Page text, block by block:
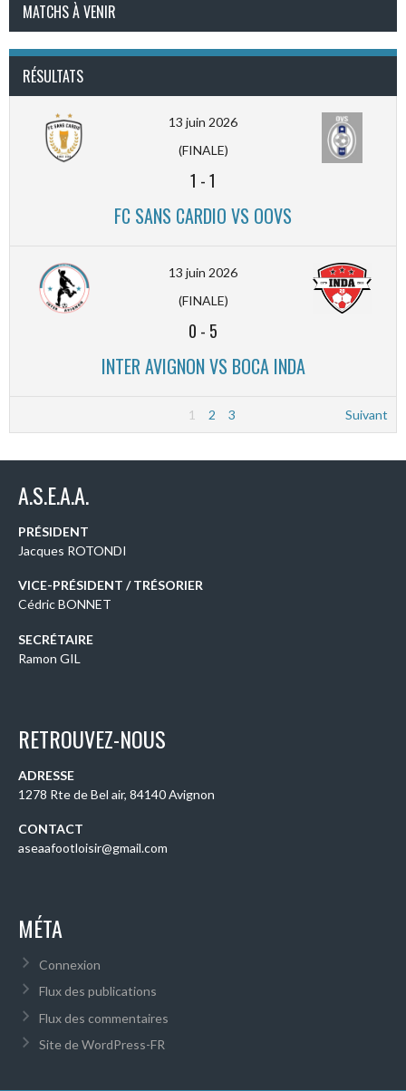
MATCHS À VENIR
RÉSULTATS
13 juin 2026
(FINALE)
1 -1
FC SANS CARDIO VS OOVS
13 juin 2026
(FINALE)
0 - 5
INTER AVIGNON VS BOCA INDA
1 2 3 Suivant
A.S.E.A.A.
PRÉSIDENT
Jacques ROTONDI
VICE-PRÉSIDENT / TRÉSORIER
Cédric BONNET
SECRÉTAIRE
Ramon GIL
RETROUVEZ-NOUS
ADRESSE
1278 Rte de Bel air, 84140 Avignon
CONTACT
aseaafootloisir@gmail.com
MÉTA
Connexion
Flux des publications
Flux des commentaires
Site de WordPress-FR